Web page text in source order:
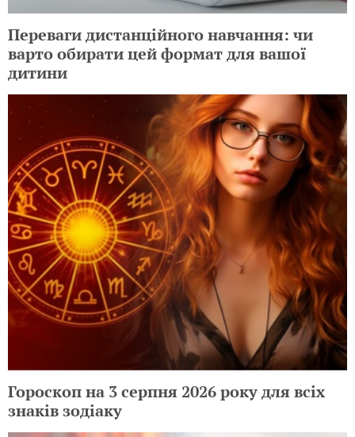
Переваги дистанційного навчання: чи
варто обирати цей формат для вашої
дитини
Гороскоп на 3 серпня 2026 року для всіх
знаків зодіаку